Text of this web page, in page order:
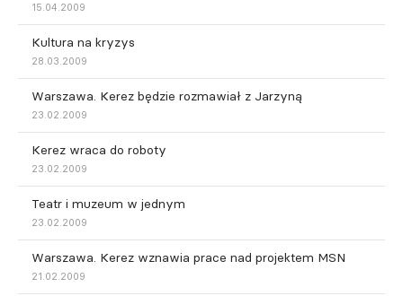
15.04.2009
Kultura na kryzys
28.03.2009
Warszawa. Kerez będzie rozmawiał z Jarzyną
23.02.2009
Kerez wraca do roboty
23.02.2009
Teatr i muzeum w jednym
23.02.2009
Warszawa. Kerez wznawia prace nad projektem MSN
21.02.2009